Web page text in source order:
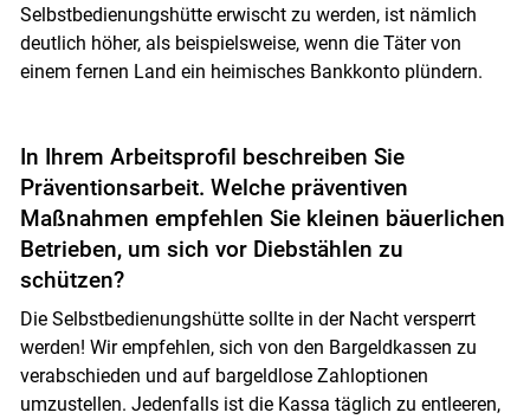
Skip to main content
Selbstbedienungshütte erwischt zu werden, ist nämlich
deutlich höher, als beispielsweise, wenn die Täter von
einem fernen Land ein heimisches Bankkonto plündern.
In Ihrem Arbeitsprofil beschreiben Sie
Präventionsarbeit. Welche präventiven
Maßnahmen empfehlen Sie kleinen bäuerlichen
Betrieben, um sich vor Diebstählen zu
schützen?
Die Selbstbedienungshütte sollte in der Nacht versperrt
werden! Wir empfehlen, sich von den Bargeldkassen zu
verabschieden und auf bargeldlose Zahloptionen
umzustellen. Jedenfalls ist die Kassa täglich zu entleeren,